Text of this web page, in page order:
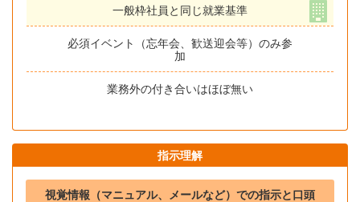
一般枠社員と同じ就業基準
必須イベント（忘年会、歓送迎会等）のみ参
加
業務外の付き合いはほぼ無い
指示理解
視覚情報（マニュアル、メールなど）での指示と口頭